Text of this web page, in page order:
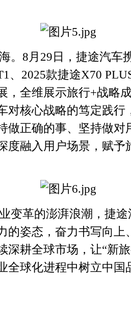
。8月29日，捷途汽车
、2025款捷途X70
，全维展示旅行+战略
对核心战略的笃定践行
做正确的事、坚持做对
度融入用户场景，赋予
变革的澎湃浪潮，捷
的姿态，奋力书写向上
深耕全球市场，让“新
全球化进程中树立中国